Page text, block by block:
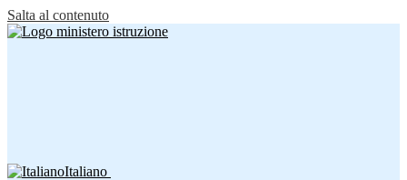
Salta al contenuto
Italiano